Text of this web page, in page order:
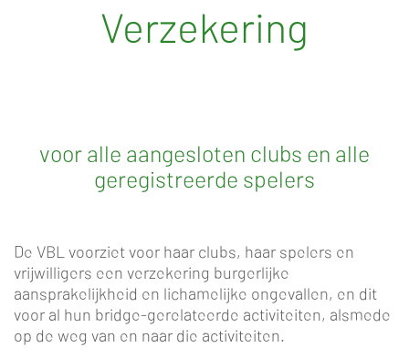
Verzekering
voor alle aangesloten clubs en alle
geregistreerde spelers
De VBL voorziet voor haar clubs, haar spelers en
vrijwilligers een verzekering burgerlijke
aansprakelijkheid en lichamelijke ongevallen, en dit
voor al hun bridge-gerelateerde activiteiten, alsmede
op de weg van en naar die activiteiten.